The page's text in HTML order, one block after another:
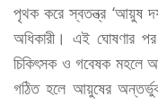
পৃথক করে স্বতন্ত্র ‘আয়ুষ
অধিকারী। এই ঘোষণার পর
চিকিৎসক ও গবেষক মহলে
গঠিত হলে আয়ুষের